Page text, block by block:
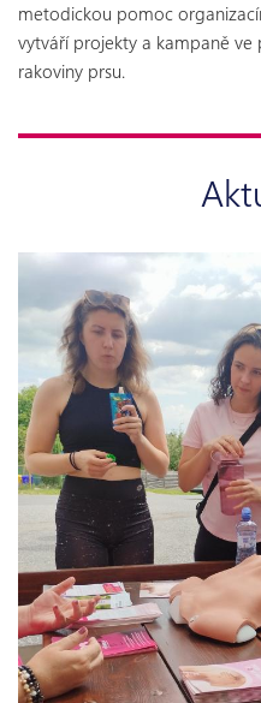
metodickou pomoc
vytváří projekty a kampaně ve
rakoviny prsu.